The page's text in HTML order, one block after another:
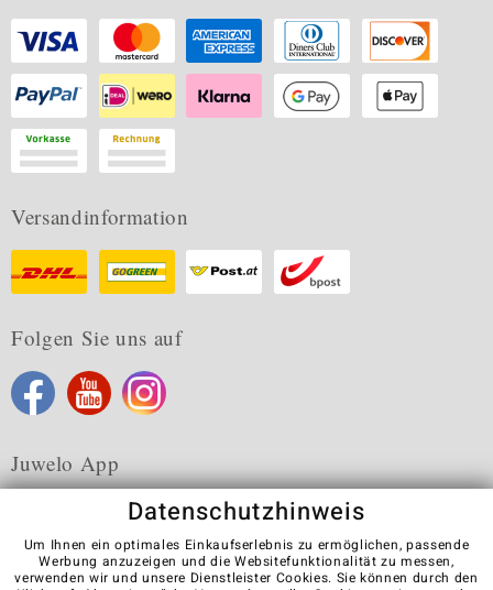
Versandinformation
Folgen Sie uns auf
Juwelo App
Karriere AGB Datenschutz Cookies Impressum
Datenschutzhinweis
Um Ihnen ein optimales Einkaufserlebnis zu ermöglichen, passende
Werbung anzuzeigen und die Websitefunktionalität zu messen,
verwenden wir und unsere Dienstleister Cookies. Sie können durch den